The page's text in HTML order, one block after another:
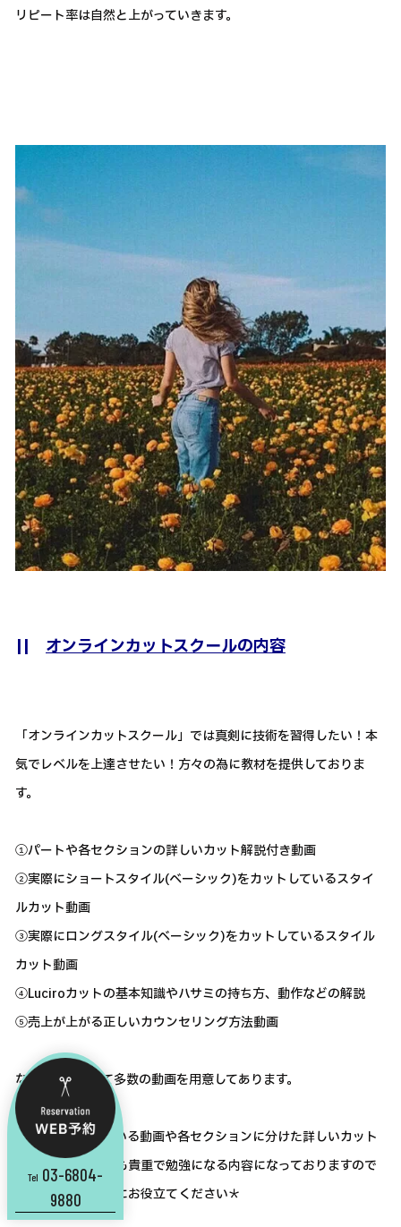
リピート率は自然と上がっていきます。
|| オンラインカットスクールの内容
「オンラインカットスクール」では真剣に技術を習得したい！本
気でレベルを上達させたい！方々の為に教材を提供しておりま
す。
①パートや各セクションの詳しいカット解説付き動画
②実際にショートスタイル(ベーシック)をカットしているスタイ
ルカット動画
③実際にロングスタイル(ベーシック)をカットしているスタイル
カット動画
④Luciroカットの基本知識やハサミの持ち方、動作などの解説
⑤売上が上がる正しいカウンセリング方法動画
など、教材として多数の動画を用意してあります。
実際にカットしている動画や各セクションに分けた詳しいカット
解説動画などとても貴重で勉強になる内容になっておりますので
ご自身の技術向上にお役立てください＊
Tel 03-6804-
9880